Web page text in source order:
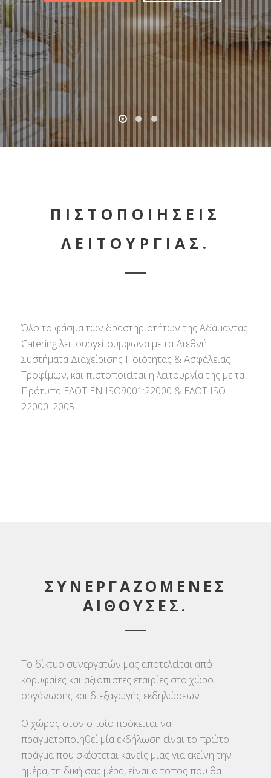
ΠΙΣΤΟΠΟΙΗΣΕΙΣ
ΛΕΙΤΟΥΡΓΙΑΣ.
Όλο το φάσμα των δραστηριοτήτων της Αδάμαντας
Catering λειτουργεί σύμφωνα με τα Διεθνή
Συστήματα Διαχείρισης Ποιότητας & Ασφάλειας
Τροφίμων, και πιστοποιείται η λειτουργία της με τα
Πρότυπα ΕΛΟΤ ΕΝ ISO9001:22000 & ΕΛΟΤ ISO
22000: 2005
ΣΥΝΕΡΓΑΖΟΜΕΝΕΣ
ΑΙΘΟΥΣΕΣ.
Το δίκτυο συνεργατών μας αποτελείται από
κορυφαίες και αξιόπιστες εταιρίες στο χώρο
οργάνωσης και διεξαγωγής εκδηλώσεων.
Ο χώρος στον οποίο πρόκειται να
πραγματοποιηθεί μία εκδήλωση είναι το πρώτο
πράγμα που σκέφτεται κανείς μιας για εκείνη την
ημέρα, τη δική σας μέρα, είναι ο τόπος που θα